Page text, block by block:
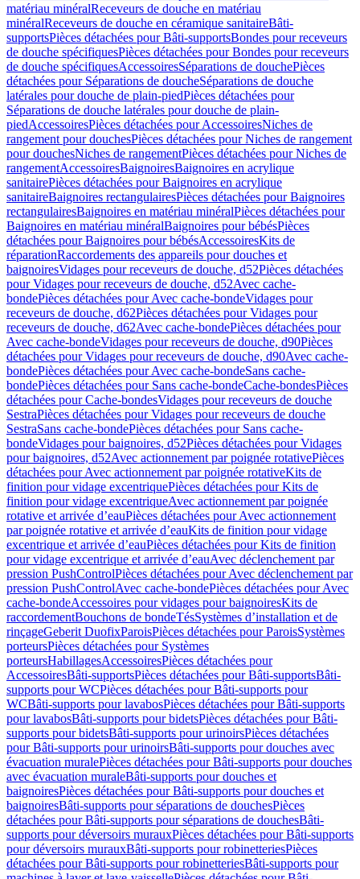
matériau minéralReceveurs de douche en matériau
minéralReceveurs de douche en céramique sanitaireBâti-
supportsPièces détachées pour Bâti-supportsBondes pour receveurs
de douche spécifiquesPièces détachées pour Bondes pour receveurs
de douche spécifiquesAccessoiresSéparations de douchePièces
détachées pour Séparations de doucheSéparations de douche
latérales pour douche de plain-piedPièces détachées pour
Séparations de douche latérales pour douche de plain-
piedAccessoiresPièces détachées pour AccessoiresNiches de
rangement pour douchesPièces détachées pour Niches de rangement
pour douchesNiches de rangementPièces détachées pour Niches de
rangementAccessoiresBaignoiresBaignoires en acrylique
sanitairePièces détachées pour Baignoires en acrylique
sanitaireBaignoires rectangulairesPièces détachées pour Baignoires
rectangulairesBaignoires en matériau minéralPièces détachées pour
Baignoires en matériau minéralBaignoires pour bébésPièces
détachées pour Baignoires pour bébésAccessoiresKits de
réparationRaccordements des appareils pour douches et
baignoiresVidages pour receveurs de douche, d52Pièces détachées
pour Vidages pour receveurs de douche, d52Avec cache-
bondePièces détachées pour Avec cache-bondeVidages pour
receveurs de douche, d62Pièces détachées pour Vidages pour
receveurs de douche, d62Avec cache-bondePièces détachées pour
Avec cache-bondeVidages pour receveurs de douche, d90Pièces
détachées pour Vidages pour receveurs de douche, d90Avec cache-
bondePièces détachées pour Avec cache-bondeSans cache-
bondePièces détachées pour Sans cache-bondeCache-bondesPièces
détachées pour Cache-bondesVidages pour receveurs de douche
SestraPièces détachées pour Vidages pour receveurs de douche
SestraSans cache-bondePièces détachées pour Sans cache-
bondeVidages pour baignoires, d52Pièces détachées pour Vidages
pour baignoires, d52Avec actionnement par poignée rotativePièces
détachées pour Avec actionnement par poignée rotativeKits de
finition pour vidage excentriquePièces détachées pour Kits de
finition pour vidage excentriqueAvec actionnement par poignée
rotative et arrivée d’eauPièces détachées pour Avec actionnement
par poignée rotative et arrivée d’eauKits de finition pour vidage
excentrique et arrivée d’eauPièces détachées pour Kits de finition
pour vidage excentrique et arrivée d’eauAvec déclenchement par
pression PushControlPièces détachées pour Avec déclenchement par
pression PushControlAvec cache-bondePièces détachées pour Avec
cache-bondeAccessoires pour vidages pour baignoiresKits de
raccordementBouchons de bondeTésSystèmes d’installation et de
rinçageGeberit DuofixParoisPièces détachées pour ParoisSystèmes
porteursPièces détachées pour Systèmes
porteursHabillagesAccessoiresPièces détachées pour
AccessoiresBâti-supportsPièces détachées pour Bâti-supportsBâti-
supports pour WCPièces détachées pour Bâti-supports pour
WCBâti-supports pour lavabosPièces détachées pour Bâti-supports
pour lavabosBâti-supports pour bidetsPièces détachées pour Bâti-
supports pour bidetsBâti-supports pour urinoirsPièces détachées
pour Bâti-supports pour urinoirsBâti-supports pour douches avec
évacuation muralePièces détachées pour Bâti-supports pour douches
avec évacuation muraleBâti-supports pour douches et
baignoiresPièces détachées pour Bâti-supports pour douches et
baignoiresBâti-supports pour séparations de douchesPièces
détachées pour Bâti-supports pour séparations de douchesBâti-
supports pour déversoirs murauxPièces détachées pour Bâti-supports
pour déversoirs murauxBâti-supports pour robinetteriesPièces
détachées pour Bâti-supports pour robinetteriesBâti-supports pour